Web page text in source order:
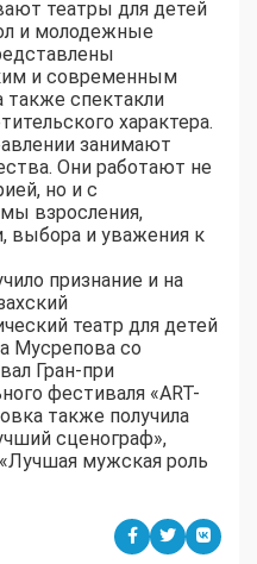
театры для детей
и молодежные
и современным
также спектакли
характера.
занимают
Они работают не
но и с
взросления,
выбора и уважения к
признание и на
театр для детей
Мусрепова со
Гран-при
фестиваля «ART-
также получила
сценограф»,
мужская роль